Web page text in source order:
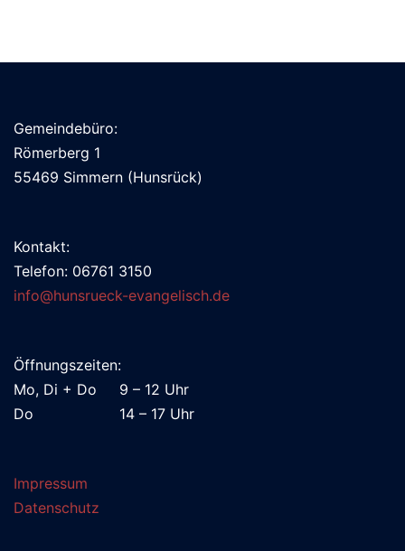
Gemeindebüro:
Römerberg 1
55469 Simmern (Hunsrück)
Kontakt:
Telefon: 06761 3150
info@hunsrueck-evangelisch.de
Öffnungszeiten:
Mo, Di + Do 9 – 12 Uhr
Do 14 – 17 Uhr
Impressum
Datenschutz